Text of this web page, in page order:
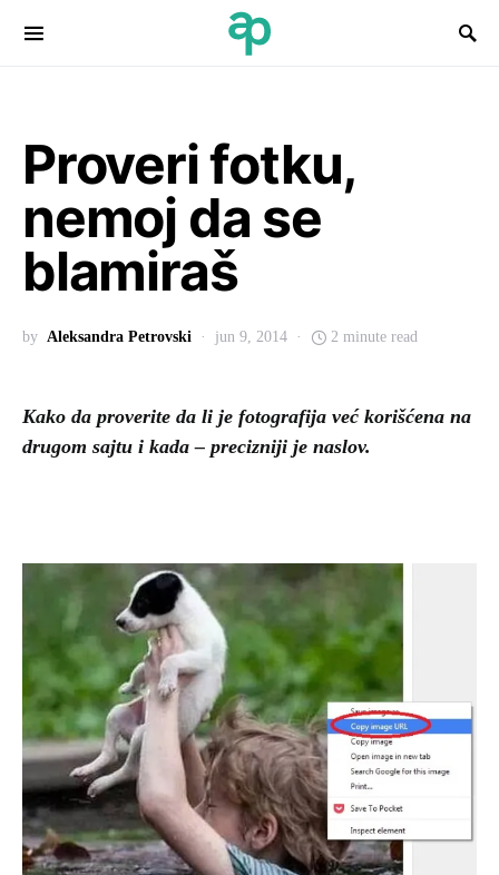
Search for:
Proveri fotku,
nemoj da se
blamiraš
by Aleksandra Petrovski jun 9, 2014 2 minute read
Kako da proverite da li je fotografija već korišćena na
drugom sajtu i kada – precizniji je naslov.